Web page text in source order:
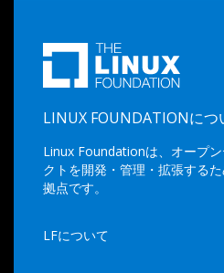
LINUX FOUNDATIONにつ
Linux Foundationは、オープ
クトを開発・管理・拡張する
拠点です。
LFについて